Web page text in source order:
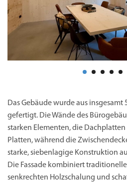
Das Gebäude wurde aus insgesamt
gefertigt. Die Wände des
starken Elementen, die Dachplatten
Platten, während die
starke, siebenlagige Konstruktion
Die Fassade kombiniert
senkrechten Holzschalung und